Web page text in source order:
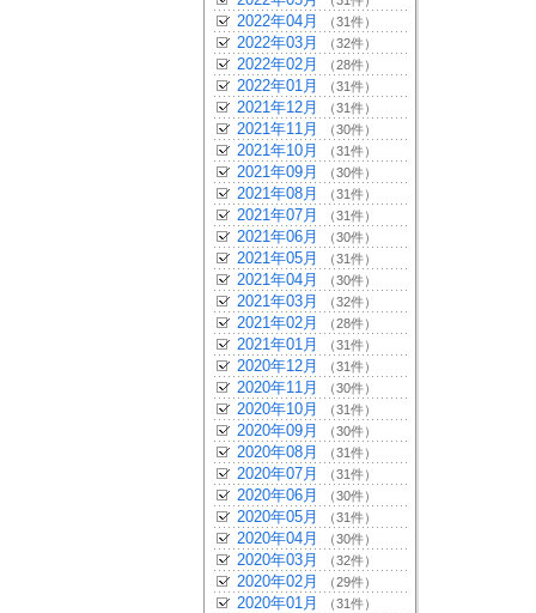
2022年04月 （31件）
2022年03月 （32件）
2022年02月 （28件）
2022年01月 （31件）
2021年12月 （31件）
2021年11月 （30件）
2021年10月 （31件）
2021年09月 （30件）
2021年08月 （31件）
2021年07月 （31件）
2021年06月 （30件）
2021年05月 （31件）
2021年04月 （30件）
2021年03月 （32件）
2021年02月 （28件）
2021年01月 （31件）
2020年12月 （31件）
2020年11月 （30件）
2020年10月 （31件）
2020年09月 （30件）
2020年08月 （31件）
2020年07月 （31件）
2020年06月 （30件）
2020年05月 （31件）
2020年04月 （30件）
2020年03月 （32件）
2020年02月 （29件）
2020年01月 （31件）